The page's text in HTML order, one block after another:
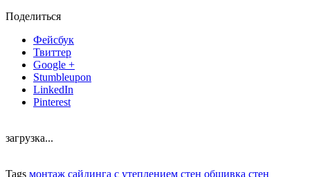
Поделиться
Фейсбук
Твиттер
Google +
Stumbleupon
LinkedIn
Pinterest
загрузка...
Tags монтаж сайдинга с утеплением стен обшивка стен